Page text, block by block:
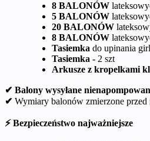
8 BALONÓW
5 BALONÓW
20 BALONÓW
8 BALONÓW
Tasiemka do upinania
Tasiemka - 2 szt
Arkusze z kropelkami
✔ Balony wysyłane
✔ Wymiary balonów zmierzone przed
⚡ Bezpieczeństwo najważniejsze